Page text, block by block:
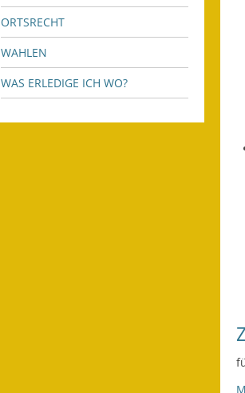
ORTSRECHT
WAHLEN
WAS ERLEDIGE ICH WO?